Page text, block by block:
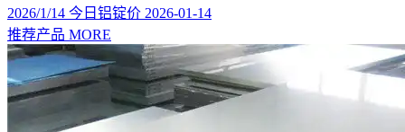
2026/1/14 今日铝锭价 2026-01-14
推荐产品 MORE